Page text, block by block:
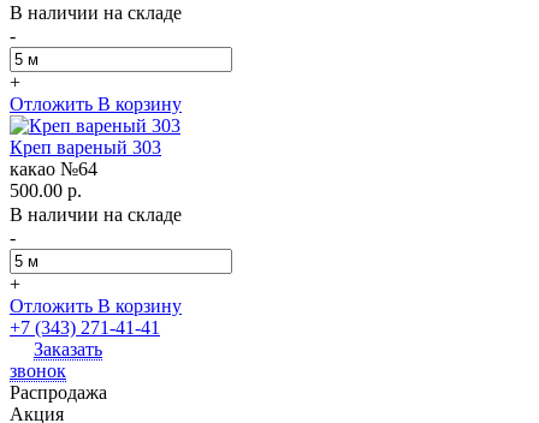
В наличии на складе
-
+
Отложить В корзину
Креп вареный 303
какао №64
500.00 р.
В наличии на складе
-
+
Отложить В корзину
+7 (343) 271-41-41
Заказать
звонок
Распродажа
Акция